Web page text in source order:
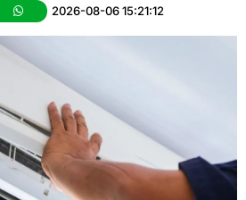
2026-08-06 15:21:12